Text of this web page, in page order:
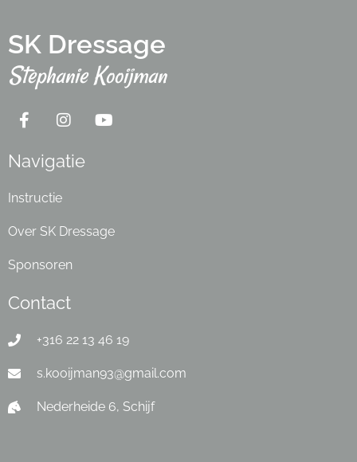
SK Dressage
Stephanie Kooijman
Navigatie
Instructie
Over SK Dressage
Sponsoren
Contact
+316 22 13 46 19
s.kooijman93@gmail.com
Nederheide 6, Schijf